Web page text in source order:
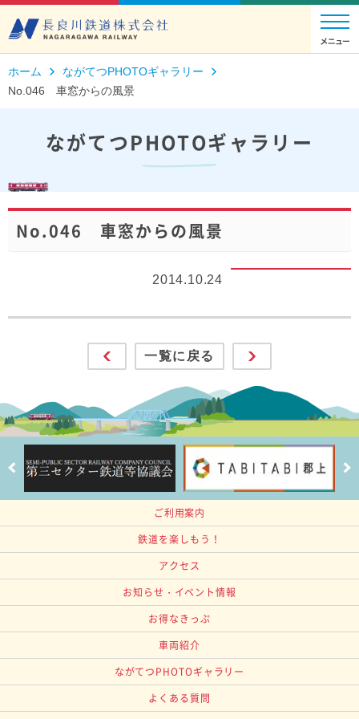
ホーム
ながてつPHOTOギャラリー
No.046 車窓からの風景
ながてつPHOTOギャラリー
No.046 車窓からの風景
2014.10.24
一覧に戻る
ご利用案内
鉄道を楽しもう！
アクセス
お知らせ・イベント情報
お得なきっぷ
車両紹介
ながてつPHOTOギャラリー
よくある質問